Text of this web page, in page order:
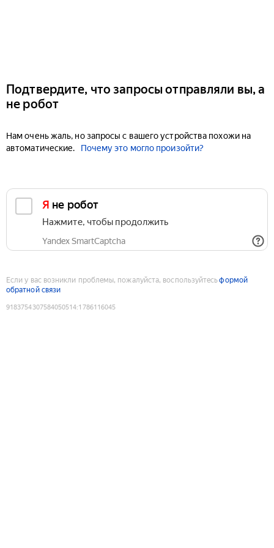
Подтвердите, что запросы отправляли вы, а
не робот
Нам очень жаль, но запросы с вашего устройства похожи на
автоматические.
Почему это могло произойти?
Я не робот
Нажмите, чтобы продолжить
Yandex SmartCaptcha
Если у вас возникли проблемы, пожалуйста, воспользуйтесьформой
обратной связи
9183754307584050514:1786116045